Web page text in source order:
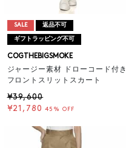
SALE 返品不可
ギフトラッピング不可
COGTHEBIGSMOKE
ジャージー素材 ドローコード付き
フロントスリットスカート
¥39,600
¥21,780 45% OFF